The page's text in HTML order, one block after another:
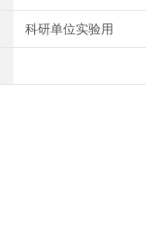
科研单位实验用